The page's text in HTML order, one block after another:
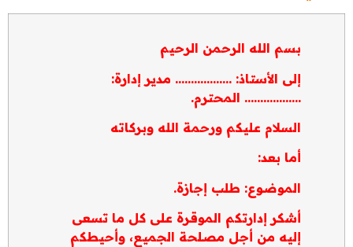
بسم الله الرحمن الرحيم
إلى الأستاذ: ……………… مدير إدارة:
……………… المحترم.
السلام عليكم ورحمة الله وبركاته
أما بعد:
الموضوع: طلب إجازة.
أشكر إدارتكم الموقرة على كل ما تسعى
إليه من أجل مصلحة الجميع، وأحيطكم